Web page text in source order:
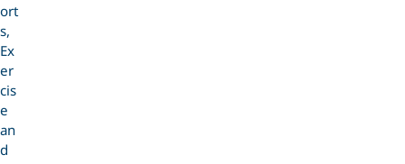
ort
s,
Ex
er
cis
e
an
d